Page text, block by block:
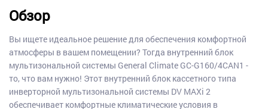
Обзор
Вы ищете идеальное решение для обеспечения комфортной
атмосферы в вашем помещении? Тогда внутренний блок
мультизональной системы General Climate GC-G160/4CAN1 -
то, что вам нужно! Этот внутренний блок кассетного типа
инверторной мультизональной системы DV MAXi 2
обеспечивает комфортные климатические условия в